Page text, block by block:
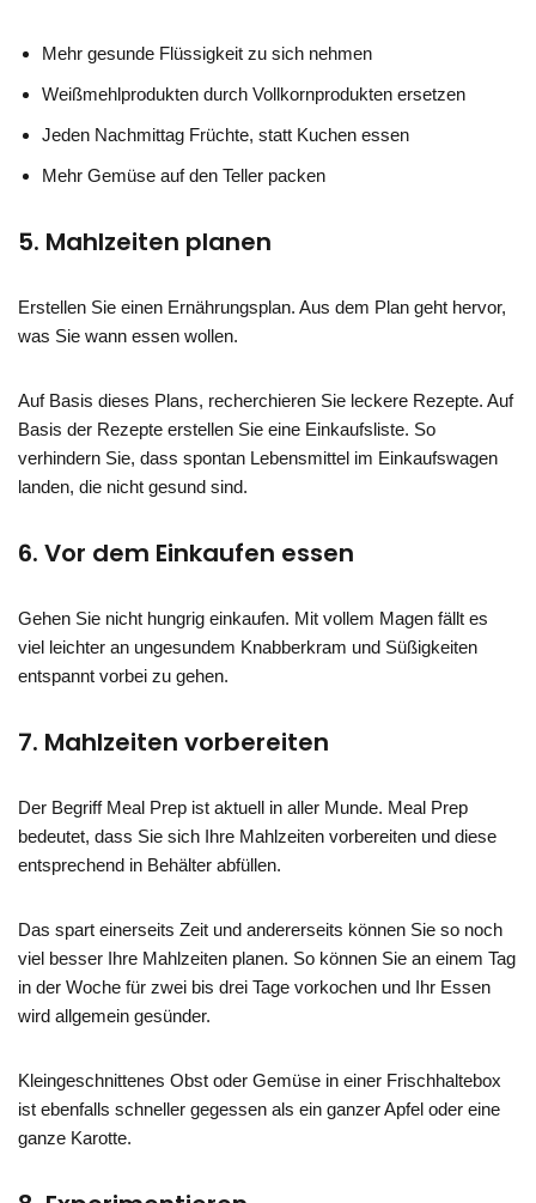
Mehr gesunde Flüssigkeit zu sich nehmen
Weißmehlprodukten durch Vollkornprodukten ersetzen
Jeden Nachmittag Früchte, statt Kuchen essen
Mehr Gemüse auf den Teller packen
5. Mahlzeiten planen
Erstellen Sie einen Ernährungsplan. Aus dem Plan geht hervor,
was Sie wann essen wollen.
Auf Basis dieses Plans, recherchieren Sie leckere Rezepte. Auf
Basis der Rezepte erstellen Sie eine Einkaufsliste. So
verhindern Sie, dass spontan Lebensmittel im Einkaufswagen
landen, die nicht gesund sind.
6. Vor dem Einkaufen essen
Gehen Sie nicht hungrig einkaufen. Mit vollem Magen fällt es
viel leichter an ungesundem Knabberkram und Süßigkeiten
entspannt vorbei zu gehen.
7. Mahlzeiten vorbereiten
Der Begriff Meal Prep ist aktuell in aller Munde. Meal Prep
bedeutet, dass Sie sich Ihre Mahlzeiten vorbereiten und diese
entsprechend in Behälter abfüllen.
Das spart einerseits Zeit und andererseits können Sie so noch
viel besser Ihre Mahlzeiten planen. So können Sie an einem Tag
in der Woche für zwei bis drei Tage vorkochen und Ihr Essen
wird allgemein gesünder.
Kleingeschnittenes Obst oder Gemüse in einer Frischhaltebox
ist ebenfalls schneller gegessen als ein ganzer Apfel oder eine
ganze Karotte.